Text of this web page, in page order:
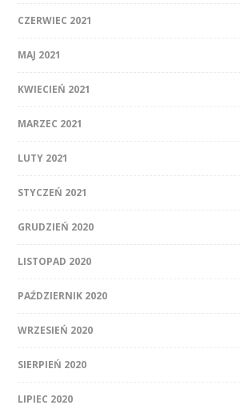
CZERWIEC 2021
MAJ 2021
KWIECIEŃ 2021
MARZEC 2021
LUTY 2021
STYCZEŃ 2021
GRUDZIEŃ 2020
LISTOPAD 2020
PAŹDZIERNIK 2020
WRZESIEŃ 2020
SIERPIEŃ 2020
LIPIEC 2020